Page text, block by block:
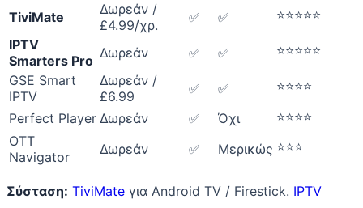
TiviMate
Δωρεάν /
£4.99/χρ.
✅ ✅
⭐⭐⭐⭐⭐
IPTV
Smarters Pro Δωρεάν ✅ ✅
⭐⭐⭐⭐⭐
GSE Smart
IPTV
Δωρεάν /
£6.99
✅ ✅
⭐⭐⭐⭐
Perfect Player Δωρεάν ✅ Όχι
⭐⭐⭐⭐
OTT
Navigator
Δωρεάν ✅ Μερικώς ⭐⭐⭐
Σύσταση: TiviMate για Android TV / Firestick. IPTV